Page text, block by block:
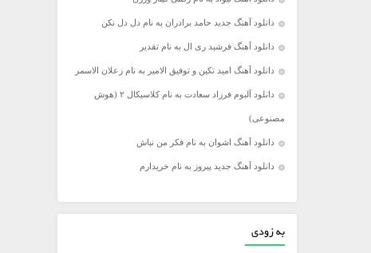
دانلود آهنگ جدید حامد برادران به نام دل دل نکن
دانلود آهنگ فرشید ری ال به نام تقدیر
دانلود آهنگ امید تکین و توفیق الامیر به نام زعلان الاسمر
دانلود آلبوم فرزاد سعادت به نام کلاسیکال ۲ (هوش
مصنوعی)
دانلود آهنگ اشوان به نام فکر من نباش
دانلود آهنگ جدید پیروز به نام خریدارم
به زودی